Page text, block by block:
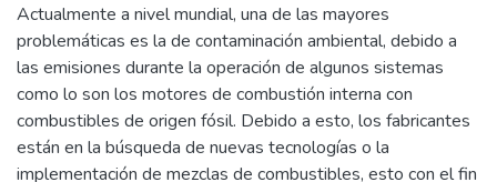
Actualmente a nivel mundial, una de las mayores
problemáticas es la de contaminación ambiental, debido a
las emisiones durante la operación de algunos sistemas
como lo son los motores de combustión interna con
combustibles de origen fósil. Debido a esto, los fabricantes
están en la búsqueda de nuevas tecnologías o la
implementación de mezclas de combustibles, esto con el fin